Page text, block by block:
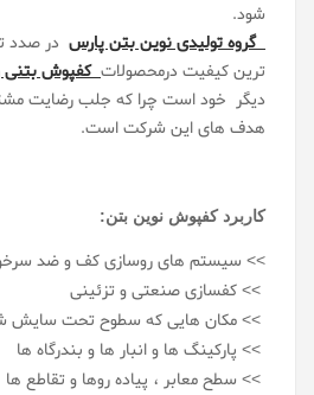
شود.
گروه تولیدی نوین بتن پارس در صدد
ترین کیفیت درمحصولاتکفپوش بتنی
دیگر خود است چرا که جلب رضایت
هدف های این شرکت است.
کاربرد کفپوش نوین بتن:
>> سیستم های روسازی کف و ضد
>> کفسازی صنعتی و تزئینی
>> مکان هایی که سطوح تحت سایش
>> پارکینگ ها و انبار ها و بندرگاه ها
>> سطح معابر ، پیاده روها و تقاطع ها